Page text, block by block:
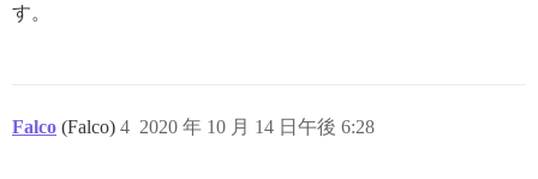
す。
Falco (Falco) 2020 年 10 月 14 日午後 6:28
4